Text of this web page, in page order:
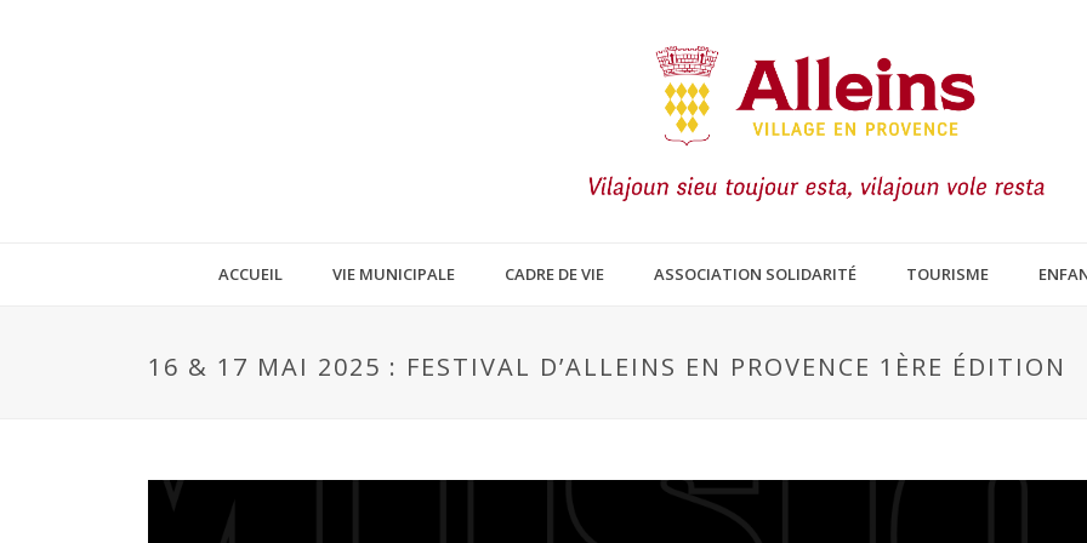
ACCUEIL VIE MUNICIPALE CADRE DE VIE ASSOCIATION SOLIDARITÉ TOURISME
16 & 17 MAI 2025 : FESTIVAL D’ALLEINS EN PROVENCE 1ÈRE ÉDITION